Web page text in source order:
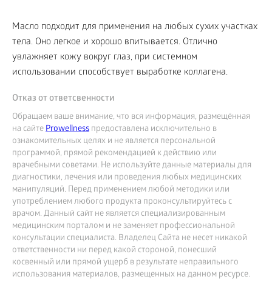
Масло подходит для применения на любых сухих участках
тела. Оно легкое и хорошо впитывается. Отлично
увлажняет кожу вокруг глаз, при системном
использовании способствует выработке коллагена.
Отказ от ответсвенности
Обращаем ваше внимание, что вся информация, размещённая
на сайтеProwellness предоставлена исключительно в
ознакомительных целях и не является персональной
программой, прямой рекомендацией к действию или
врачебными советами. Не используйте данные материалы для
диагностики, лечения или проведения любых медицинских
манипуляций. Перед применением любой методики или
употреблением любого продукта проконсультируйтесь с
врачом. Данный сайт не является специализированным
медицинским порталом и не заменяет профессиональной
консультации специалиста. Владелец Сайта не несет никакой
ответственности ни перед какой стороной, понесший
косвенный или прямой ущерб в результате неправильного
использования материалов, размещенных на данном ресурсе.